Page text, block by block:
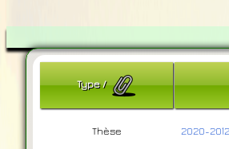
Type/
Thèse